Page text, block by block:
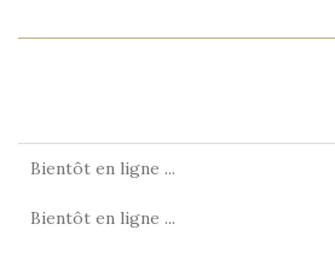
Bientôt en ligne ...
Bientôt en ligne ...